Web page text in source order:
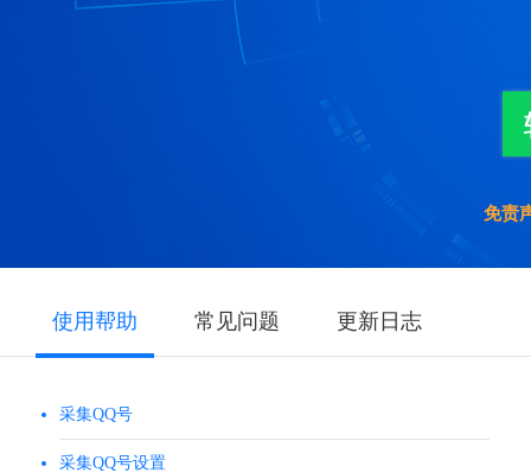
免责
使用帮助 常见问题 更新日志
采集QQ号
采集QQ号设置